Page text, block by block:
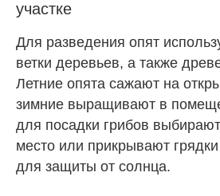
участке
Для разведения опят
ветки деревьев, а также
Летние опята сажают на
зимние выращивают в
для посадки грибов
место или прикрывают
для защиты от солнца.